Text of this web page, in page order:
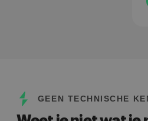
GEEN TECHNISCHE